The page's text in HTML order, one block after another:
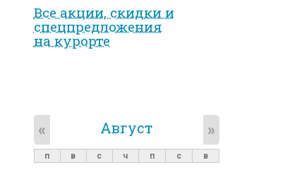
Все акции, скидки и
спец­предложе­ния
на курорте
Август
« »
п в с ч п с
в